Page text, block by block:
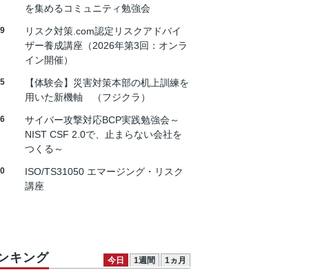
を集めるコミュニティ勉強会
リスク対策.com認定リスクアドバイ
ザー養成講座（2026年第3回：オンラ
イン開催）
【体験会】災害対策本部の机上訓練を
用いた新機軸 （フジクラ）
サイバー攻撃対応BCP実践勉強会～
NIST CSF 2.0で、止まらない会社を
つくる～
ISO/TS31050 エマージング・リスク
講座
キング 今日 1週間 1ヵ月